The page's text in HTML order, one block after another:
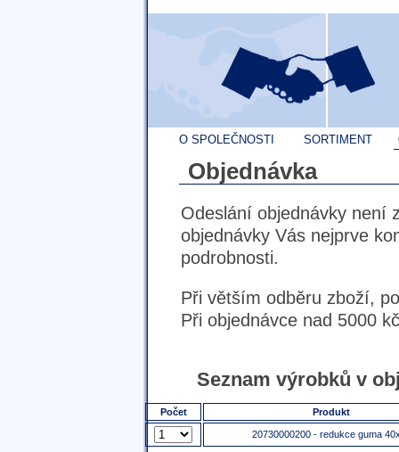
O SPOLEČNOSTI SORTIMENT
Objednávka
Odeslání objednávky není
objednávky Vás nejprve
podrobnosti.
Při větším odběru zboží,
Při objednávce nad 5000
Seznam výrobků v
Počet Produkt
20730000200 - redukce guma